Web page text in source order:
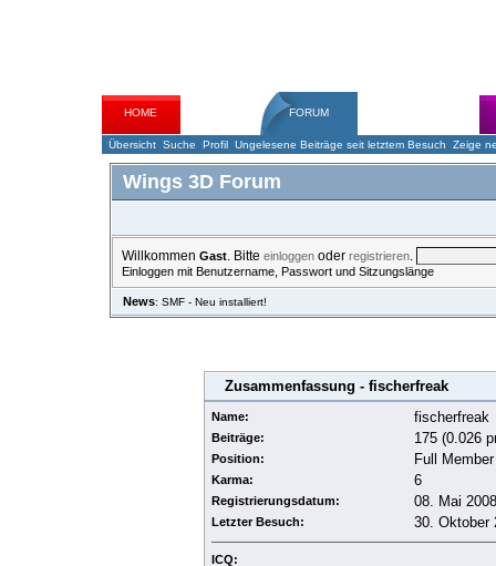
HOME FORUM
Übersicht Suche Profil Ungelesene Beiträge seit letztem Besuch Zeige
Wings 3D Forum
Willkommen Gast. Bitte einloggenoder registrieren.
Einloggen mit Benutzername, Passwort und Sitzungslänge
News: SMF - Neu installiert!
Zusammenfassung - fischerfreak
Name: fischerfreak
Beiträge: 175 (0.026
Position: Full Member
Karma: 6
Registrierungsdatum: 08. Mai
Letzter Besuch: 30. Oktober
ICQ: